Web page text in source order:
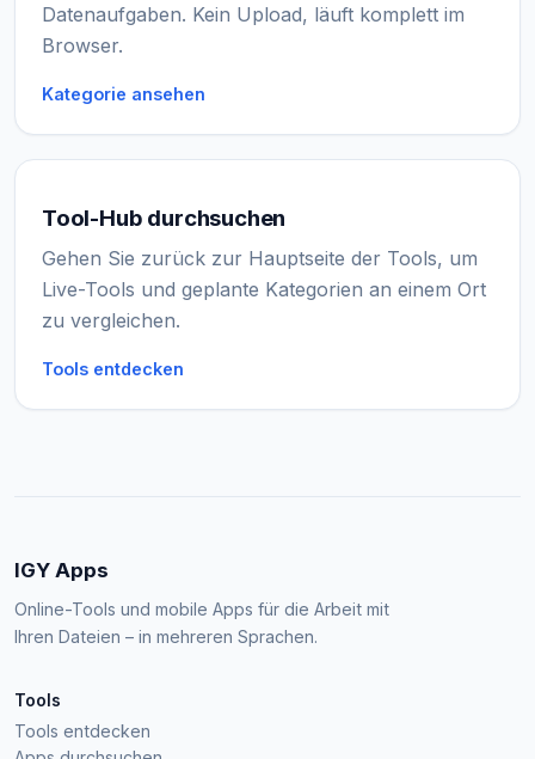
Datenaufgaben. Kein Upload, läuft komplett im
Browser.
Kategorie ansehen
Tool-Hub durchsuchen
Gehen Sie zurück zur Hauptseite der Tools, um
Live-Tools und geplante Kategorien an einem Ort
zu vergleichen.
Tools entdecken
IGY Apps
Online-Tools und mobile Apps für die Arbeit mit
Ihren Dateien – in mehreren Sprachen.
Tools
Tools entdecken